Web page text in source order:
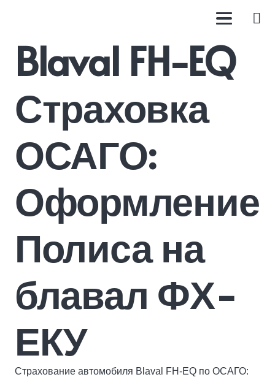
Blaval FH-EQ
Страховка
ОСАГО:
Оформление
Полиса на
блавал ФХ-
ЕКУ
Страхование автомобиля Blaval FH-EQ по ОСАГО: